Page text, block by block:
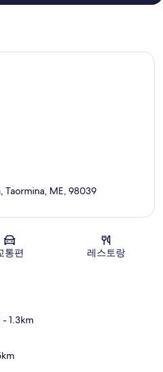
지도
Taormina, ME, 98039
통편 레스토랑
- 1.3km